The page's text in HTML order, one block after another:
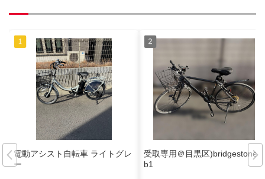
電動アシスト自転車 ライトグレ
ー
受取専用＠目黒区)bridgestone x
b1